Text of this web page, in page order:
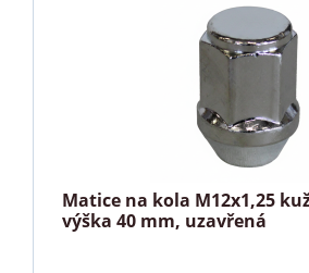
Matice na kola M12x1,25
výška 40 mm, uzavřená